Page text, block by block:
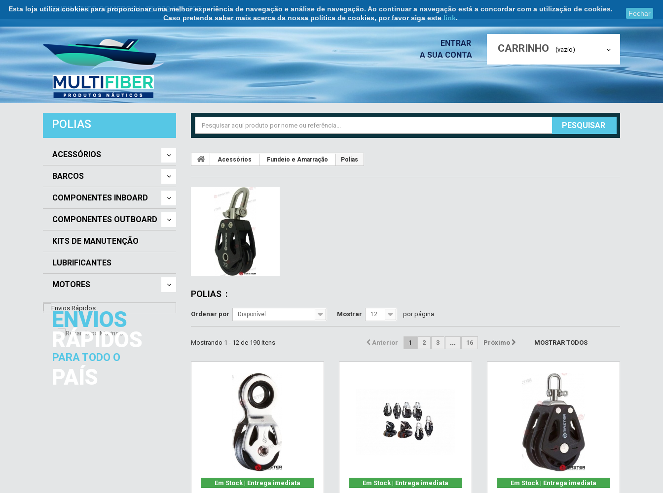
Esta loja utiliza cookies para proporcionar uma melhor experiência de navegação e análise de navegação. Ao continuar a navegação está a concordar com a utilização de cookies.
Caso pretenda saber mais acerca da nossa política de cookies, por favor siga este link.
Fechar
ATENDIMENTO COMERCIAL ☏ 932 121 707
CARRINHO (vazio)
ENTRAR
A SUA CONTA
PESQUISAR
POLIAS
ACESSÓRIOS
BARCOS
COMPONENTES INBOARD
COMPONENTES OUTBOARD
KITS DE MANUTENÇÃO
LUBRIFICANTES
MOTORES
ENVIOS
RÁPIDOS
PARA TODO O
PAÍS
Acessórios Fundeio e Amarração Polias
POLIAS :
Ordenar por Disponível Mostrar 12 por página
MOSTRAR TODOS
Anterior 1 2 3 ... 16 Próximo
Mostrando 1 - 12 de 190 itens
Em Stock | Entrega imediata
Em Stock | Entrega imediata
Em Stock | Entrega imediata